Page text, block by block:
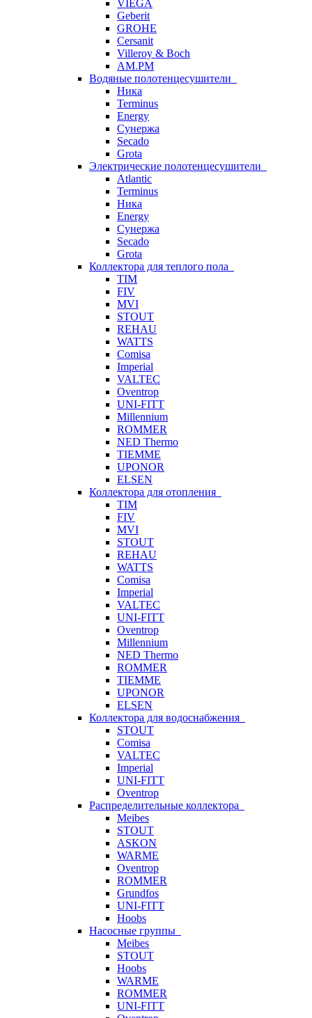
VIEGA
Geberit
GROHE
Cersanit
Villeroy & Boch
AM.PM
Водяные полотенцесушители
Ника
Terminus
Energy
Сунержа
Secado
Grota
Электрические полотенцесушители
Atlantic
Terminus
Ника
Energy
Сунержа
Secado
Grota
Коллектора для теплого пола
TIM
FIV
MVI
STOUT
REHAU
WATTS
Comisa
Imperial
VALTEC
Oventrop
UNI-FITT
Millennium
ROMMER
NED Thermo
TIEMME
UPONOR
ELSEN
Коллектора для отопления
TIM
FIV
MVI
STOUT
REHAU
WATTS
Comisa
Imperial
VALTEC
UNI-FITT
Oventrop
Millennium
NED Thermo
ROMMER
TIEMME
UPONOR
ELSEN
Коллектора для водоснабжения
STOUT
Comisa
VALTEC
Imperial
UNI-FITT
Oventrop
Распределительные коллектора
Meibes
STOUT
ASKON
WARME
Oventrop
ROMMER
Grundfos
UNI-FITT
Hoobs
Насосные группы
Meibes
STOUT
Hoobs
WARME
ROMMER
UNI-FITT